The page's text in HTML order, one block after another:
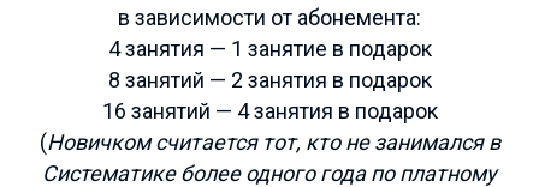
в зависимости от абонемента:
4 занятия — 1 занятие в подарок
8 занятий — 2 занятия в подарок
16 занятий — 4 занятия в подарок
(Новичком считается тот, кто не занимался в
Систематике более одного года по платному